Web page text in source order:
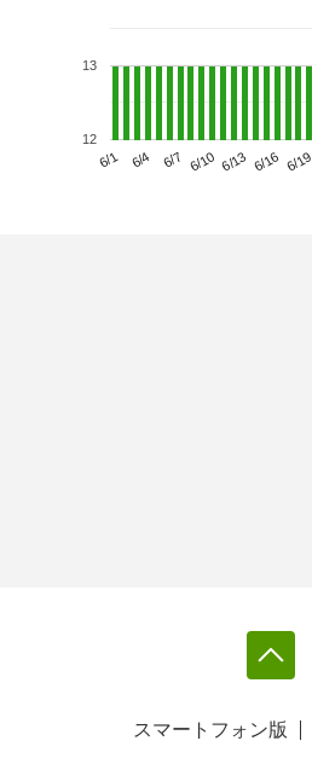
6/1 6/4 6/7 6/10 6/13 6/16 6/19
12
13
スマートフォン版